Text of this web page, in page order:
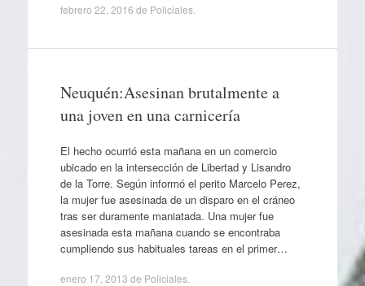
febrero 22, 2016 de Policiales.
Neuquén:Asesinan brutalmente a
una joven en una carnicería
El hecho ocurrió esta mañana en un comercio
ubicado en la intersección de Libertad y Lisandro
de la Torre. Según informó el perito Marcelo Perez,
la mujer fue asesinada de un disparo en el cráneo
tras ser duramente maniatada. Una mujer fue
asesinada esta mañana cuando se encontraba
cumpliendo sus habituales tareas en el primer…
enero 17, 2013 de Policiales.